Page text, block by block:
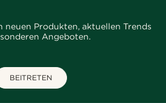
neuen Produkten, aktuellen Trends
Angeboten.
BEITRETEN